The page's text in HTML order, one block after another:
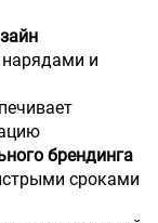
нарядами и
брендинга
сроками